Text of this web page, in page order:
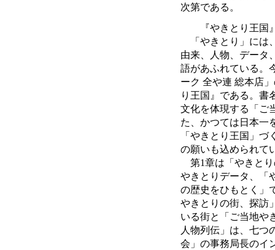
次第である。
『やきとり王国
「やきとり」には
由来、人物、データ
語があふれている。
ーク 全や連 総本店
り王国』である。書
文化を体現する「ご
た、かつては日本一
「やきとり王国」
の願いも込められて
第1章は「やきと
やきとりデータ、「
の歴史をひもとく」
やきとりの街、探訪
いる街と「ご当地
人物列伝」は、七つ
会」の事務局長のイ